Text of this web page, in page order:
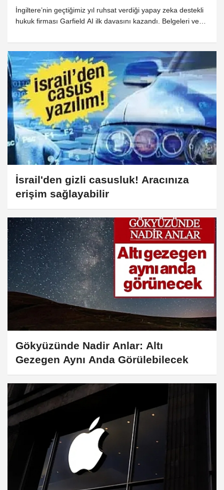
kazandı
İngiltere’nin geçtiğimiz yıl ruhsat verdiği yapay zeka destekli
hukuk firması Garfield AI ilk davasını kazandı. Belgeleri ve
avukat katıldı.
İsrail'den gizli casusluk! Aracınıza
erişim sağlayabilir
Gökyüzünde Nadir Anlar: Altı
Gezegen Aynı Anda Görülebilecek